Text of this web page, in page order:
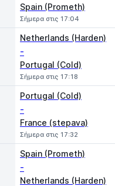
Spain (Prometh)
Σήμερα στις 17:04
Netherlands (Harden)
-
Portugal (Cold)
Σήμερα στις 17:18
Portugal (Cold)
-
France (stepava)
Σήμερα στις 17:32
Spain (Prometh)
-
Netherlands (Harden)